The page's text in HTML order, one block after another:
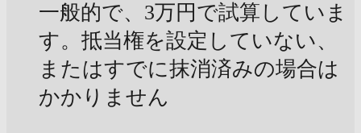
一般的で、3万円で試算していま
す。抵当権を設定していない、
またはすでに抹消済みの場合は
かかりません